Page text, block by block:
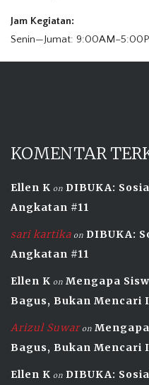
Jam Kegiatan:
Senin—Jumat:
KOMENTAR
Ellen K on DIBUKA:
Angkatan #11
sari kartika on DIBUKA:
Angkatan #11
Ellen K on Mengapa
Bagus, Bukan Mencari
Arizul Suwaron
Bagus, Bukan Mencari
Ellen K on DIBUKA: